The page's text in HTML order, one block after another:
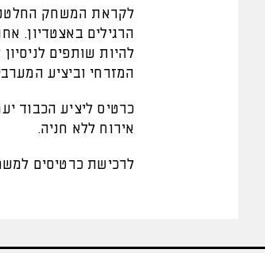
לקראת המשחק
הרגילים באצטדיון.
להיות שותפים
המזרחי וביציע המערבי (בשער 6). אוהדי ראשון לציון
אירוח ללא חניה.
לרכישת כרטיסים